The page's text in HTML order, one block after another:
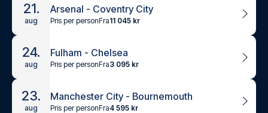
21.
aug
Arsenal - Coventry City
Pris per personFra11 045 kr
24.
aug
Fulham - Chelsea
Pris per personFra3 095 kr
23.
aug
Manchester City - Bournemouth
Pris per personFra4 595 kr